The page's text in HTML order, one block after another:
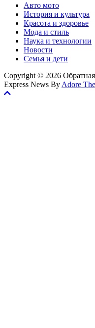
Авто мото
История и культура
Красота и здоровье
Мода и стиль
Наука и технологии
Новости
Семья и дети
Copyright © 2026 Обратная
Express News By Adore